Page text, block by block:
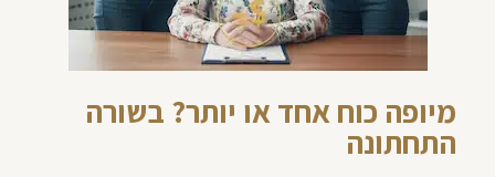
מיופה כוח אחד או יותר? בשורה
התחתונה